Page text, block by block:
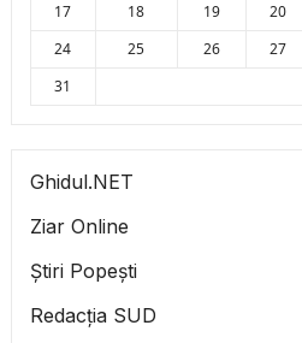
17
18 19 20
24
25 26 27
31
Ghidul.NET
Ziar Online
Știri Popești
Redacția SUD